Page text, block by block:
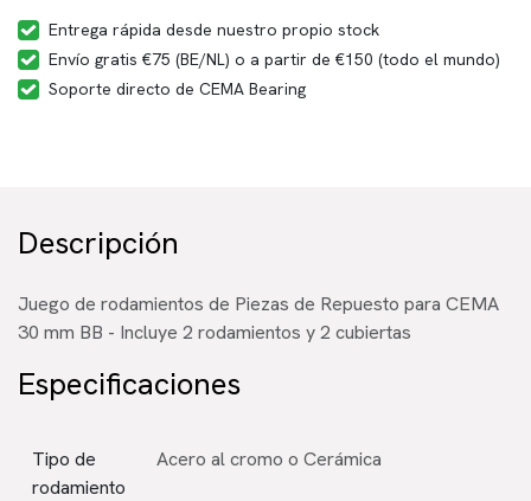
Entrega rápida desde nuestro propio stock
Envío gratis €75 (BE/NL) o a partir de €150 (todo el mundo)
Soporte directo de CEMA Bearing
Descripción
Juego de rodamientos de Piezas de Repuesto para CEMA
30 mm BB - Incluye 2 rodamientos y 2 cubiertas
Especificaciones
Tipo de
rodamiento
Acero al cromo o Cerámica